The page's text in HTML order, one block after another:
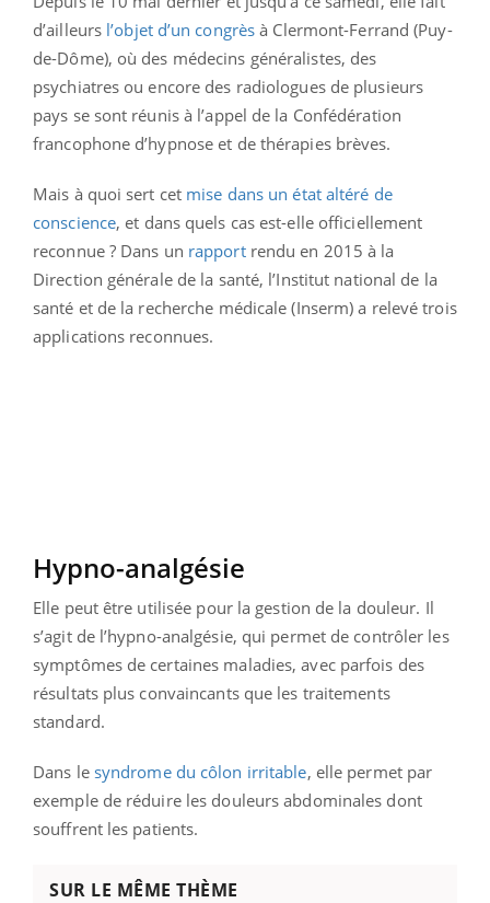
d’ailleurs l’objet d’un congrès à Clermont-Ferrand (Puy-
de-Dôme), où des médecins généralistes, des
psychiatres ou encore des radiologues de plusieurs
pays se sont réunis à l’appel de la Confédération
francophone d’hypnose et de thérapies brèves.
Mais à quoi sert cet mise dans un état altéré de
conscience, et dans quels cas est-elle officiellement
reconnue ? Dans un rapport rendu en 2015 à la
Direction générale de la santé, l’Institut national de la
santé et de la recherche médicale (Inserm) a relevé trois
applications reconnues.
Hypno-analgésie
Elle peut être utilisée pour la gestion de la douleur. Il
s’agit de l’hypno-analgésie, qui permet de contrôler les
symptômes de certaines maladies, avec parfois des
résultats plus convaincants que les traitements
standard.
Dans le syndrome du côlon irritable, elle permet par
exemple de réduire les douleurs abdominales dont
souffrent les patients.
SUR LE MÊME THÈME